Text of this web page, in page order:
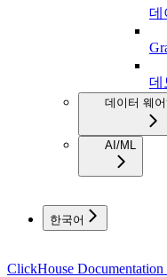
데
데
데이터 웨
AI/ML
한국어
ClickHouse Documentation